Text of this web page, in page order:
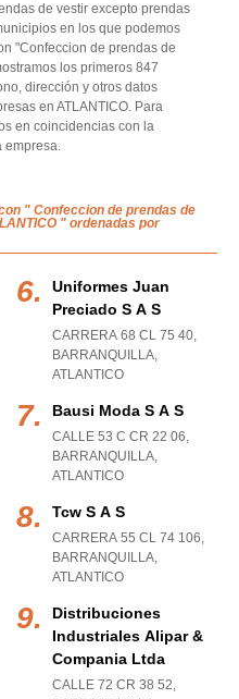
de vestir excepto prendas
en los que podemos
"Confeccion de prendas de
los primeros 847
dirección y otros datos
en ATLANTICO. Para
en coincidencias con la
empresa.
" Confeccion de prendas de
" ordenadas por
Uniformes Juan
Preciado S A S
CARRERA 68 CL 75 40,
BARRANQUILLA,
ATLANTICO
Bausi Moda S A S
CALLE 53 C CR 22 06,
BARRANQUILLA,
ATLANTICO
Tcw S A S
CARRERA 55 CL 74 106,
BARRANQUILLA,
ATLANTICO
Distribuciones
Industriales Alipar &
Compania Ltda
CALLE 72 CR 38 52,